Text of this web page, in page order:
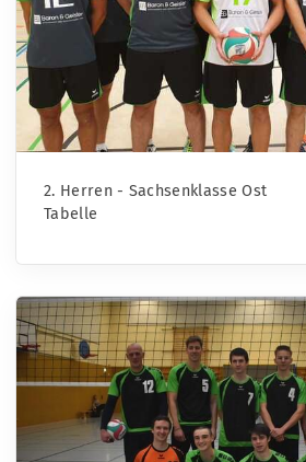
2. Herren - Sachsenklasse Ost
Tabelle